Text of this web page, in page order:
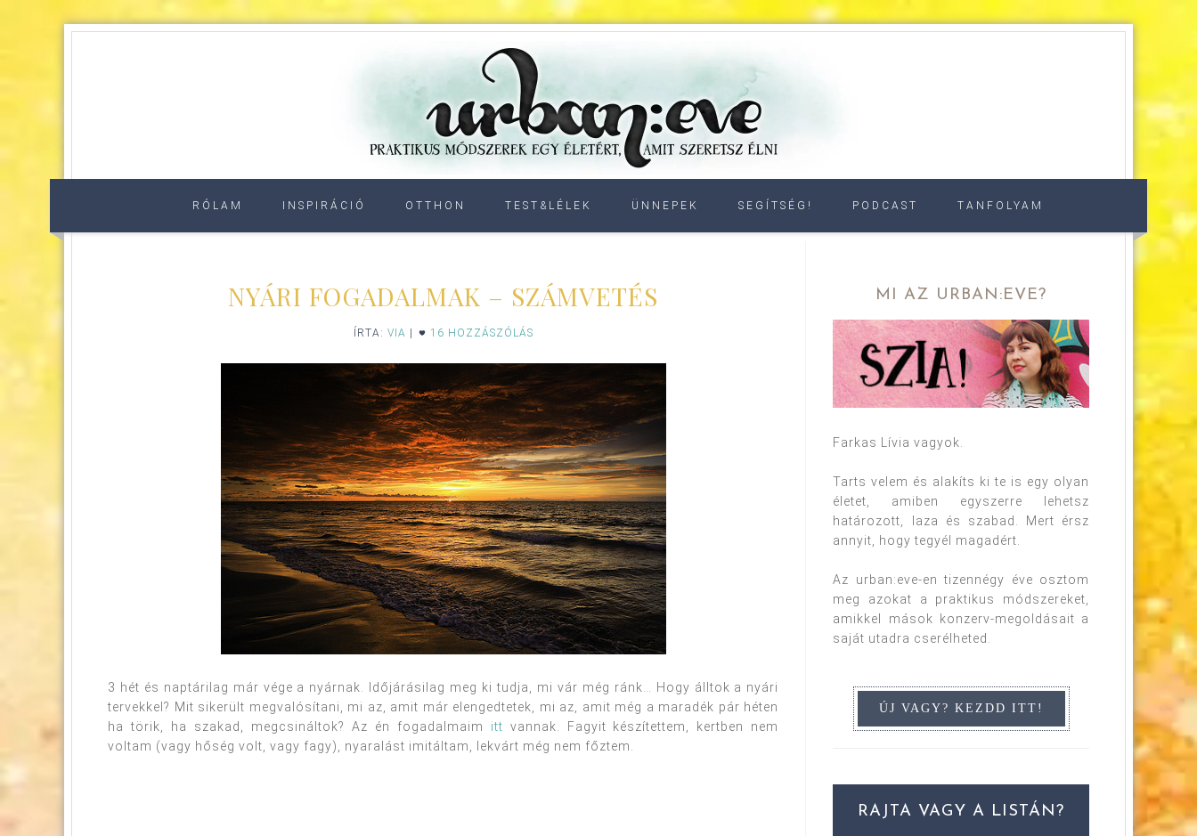
RÓLAM INSPIRÁCIÓ OTTHON TEST&LÉLEK ÜNNEPEK SEGÍTSÉG! PODCAST TANFOLYAM
NYÁRI FOGADALMAK – SZÁMVETÉS
ÍRTA: VIA 16 HOZZÁSZÓLÁS
3 hét és naptárilag már vége a nyárnak. Időjárásilag meg ki tudja, mi vár még ránk… Hogy álltok a nyári
tervekkel? Mit sikerült megvalósítani, mi az, amit már elengedtetek, mi az, amit még a maradék pár héten
ha törik, ha szakad, megcsináltok? Az én fogadalmaim itt vannak. Fagyit készítettem, kertben nem
voltam (vagy hőség volt, vagy fagy), nyaralást imitáltam, lekvárt még nem főztem.
MI AZ URBAN:EVE?
Farkas Lívia vagyok.
Tarts velem és alakíts ki te is egy olyan
életet, amiben egyszerre lehetsz
határozott, laza és szabad. Mert érsz
annyit, hogy tegyél magadért.
Az urban:eve-en tizennégy éve osztom
meg azokat a praktikus módszereket,
amikkel mások konzerv-megoldásait a
saját utadra cserélheted.
RAJTA VAGY A LISTÁN?